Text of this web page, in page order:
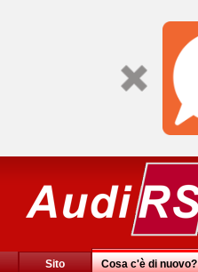
Sito Cosa c'è di nuovo?